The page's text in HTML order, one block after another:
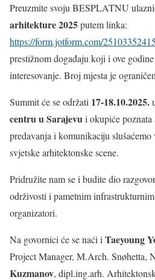
Preuzmite svoju BESPLATNU
arhitekture 2025putem linka:
https://form.jotform.com/
prestižnom događaju koji i ove
interesovanje. Broj mjesta je
Summit će se održati 17-18.10.2025.
centru u Sarajevui okupiće
predavanja i komunikaciju
svjetske arhitektonske scene.
Pridružite nam se i budite dio
održivosti i pametnim
organizatori.
Na govornici će se naći iTaeyoung
Project Manager, M.Arch. Snøhetta,
Kuzmanov, dipl.ing.arh.